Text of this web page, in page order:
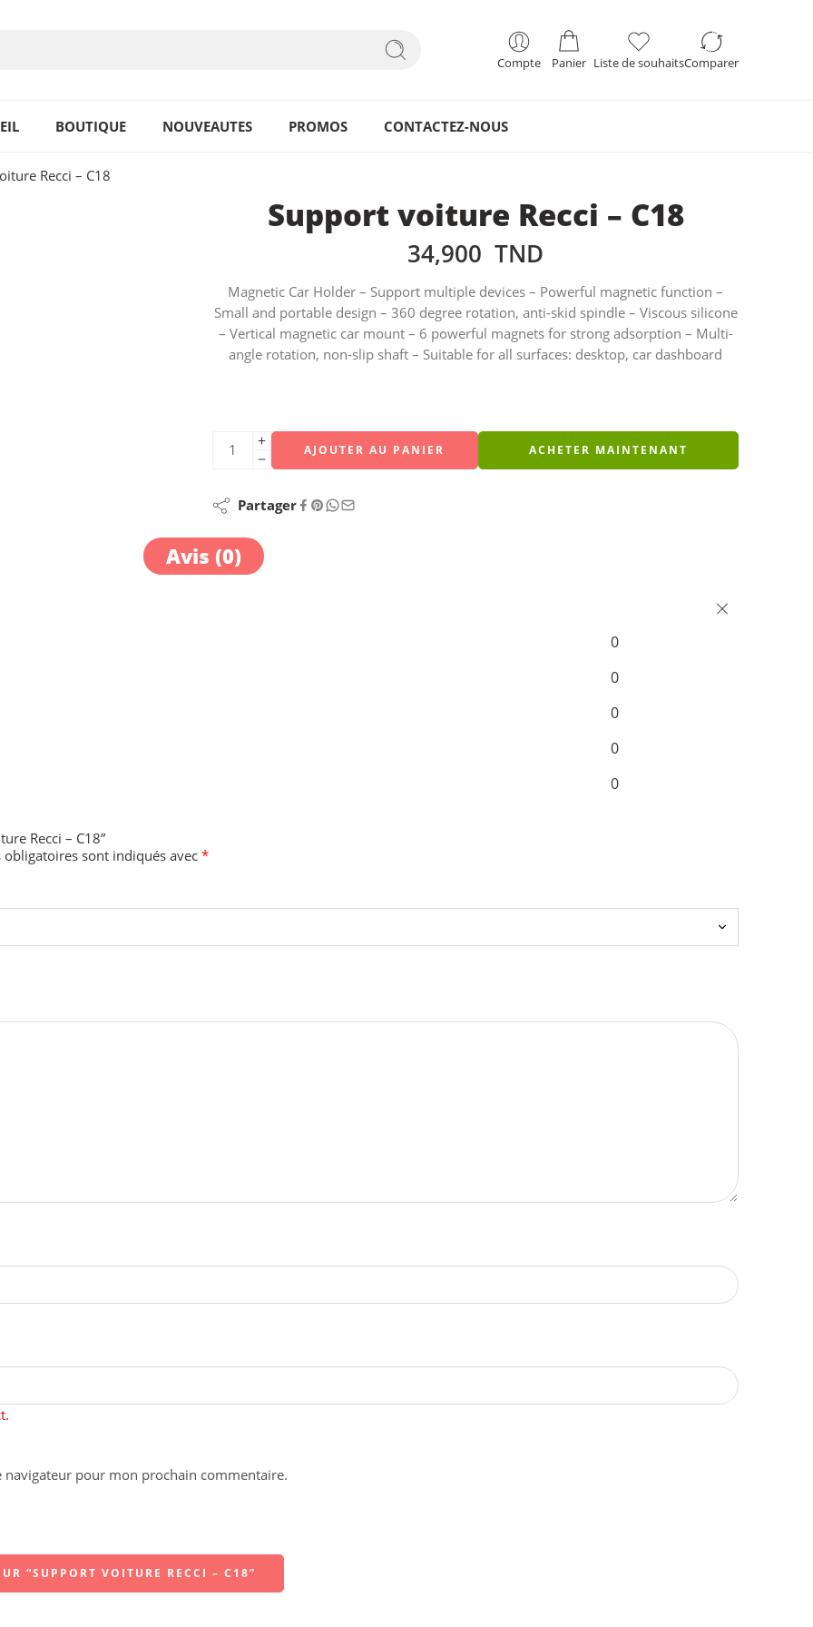
Compte Panier Liste de souhaitsComparer
BOUTIQUE NOUVEAUTES PROMOS CONTACTEZ-NOUS
Recci – C18
Support voiture Recci – C18
34,900 TND
Magnetic Car Holder – Support multiple devices – Powerful magnetic function –
Small and portable design – 360 degree rotation, anti-skid spindle – Viscous silicone
– Vertical magnetic car mount – 6 powerful magnets for strong adsorption – Multi-
angle rotation, non-slip shaft – Suitable for all surfaces: desktop, car dashboard
AJOUTER AU PANIER ACHETER MAINTENANT
Partager
Avis (0)
0
0
0
0
0
Recci – C18”
obligatoires sont indiqués avec *
pour mon prochain commentaire.
“SUPPORT VOITURE RECCI – C18”